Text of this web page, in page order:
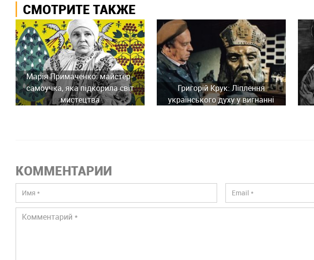
СМОТРИТЕ ТАКЖЕ
Марія Примаченко: майстер-
самоучка, яка підкорила світ
мистецтва
Григорій Крук: Ліплення
українського духу у вигнанні
КОММЕНТАРИИ